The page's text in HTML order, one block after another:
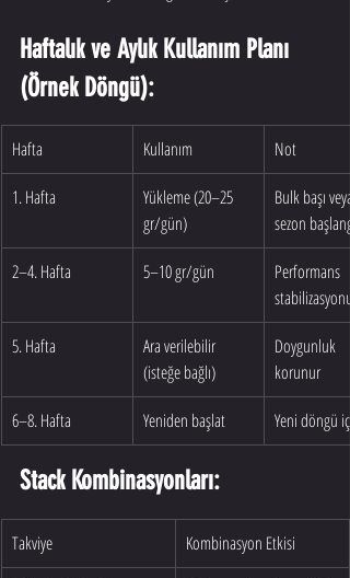
Haftalık ve Aylık Kullanım Planı
(Örnek Döngü):
Hafta Kullanım
Not
1. Hafta
Yükleme (20–25
gr/gün)
Bulk başı
sezon
2–4. Hafta
5–10 gr/gün
Performans
stabilizasyonu
5. Hafta
Ara verilebilir
(isteğe bağlı)
Doygunluk
korunur
6–8. Hafta
Yeniden başlat Yeni döngü için
Stack Kombinasyonları:
Takviye
Kombinasyon Etkisi